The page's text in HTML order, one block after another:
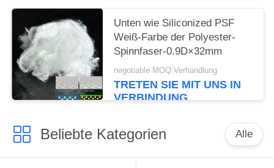
Unten wie Siliconized PSF
Weiß-Farbe der Polyester-
Spinnfaser-0.9D×32mm
negotiable MOQ:Verhandlung
TRETEN SIE MIT UNS IN
VERBINDUNG
Beliebte Kategorien Alle